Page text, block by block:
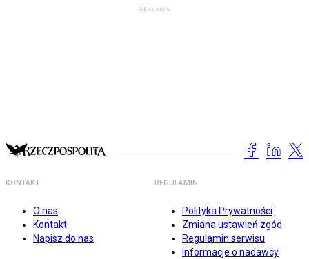
KONTAKT
O nas
Kontakt
Napisz do nas
REGULAMIN
Polityka Prywatności
Zmiana ustawień zgód
Regulamin serwisu
Informacje o nadawcy